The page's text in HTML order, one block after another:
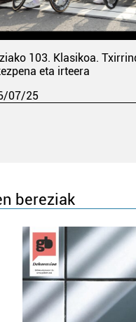
103. Klasikoa.
eta irteera
07/25
bereziak